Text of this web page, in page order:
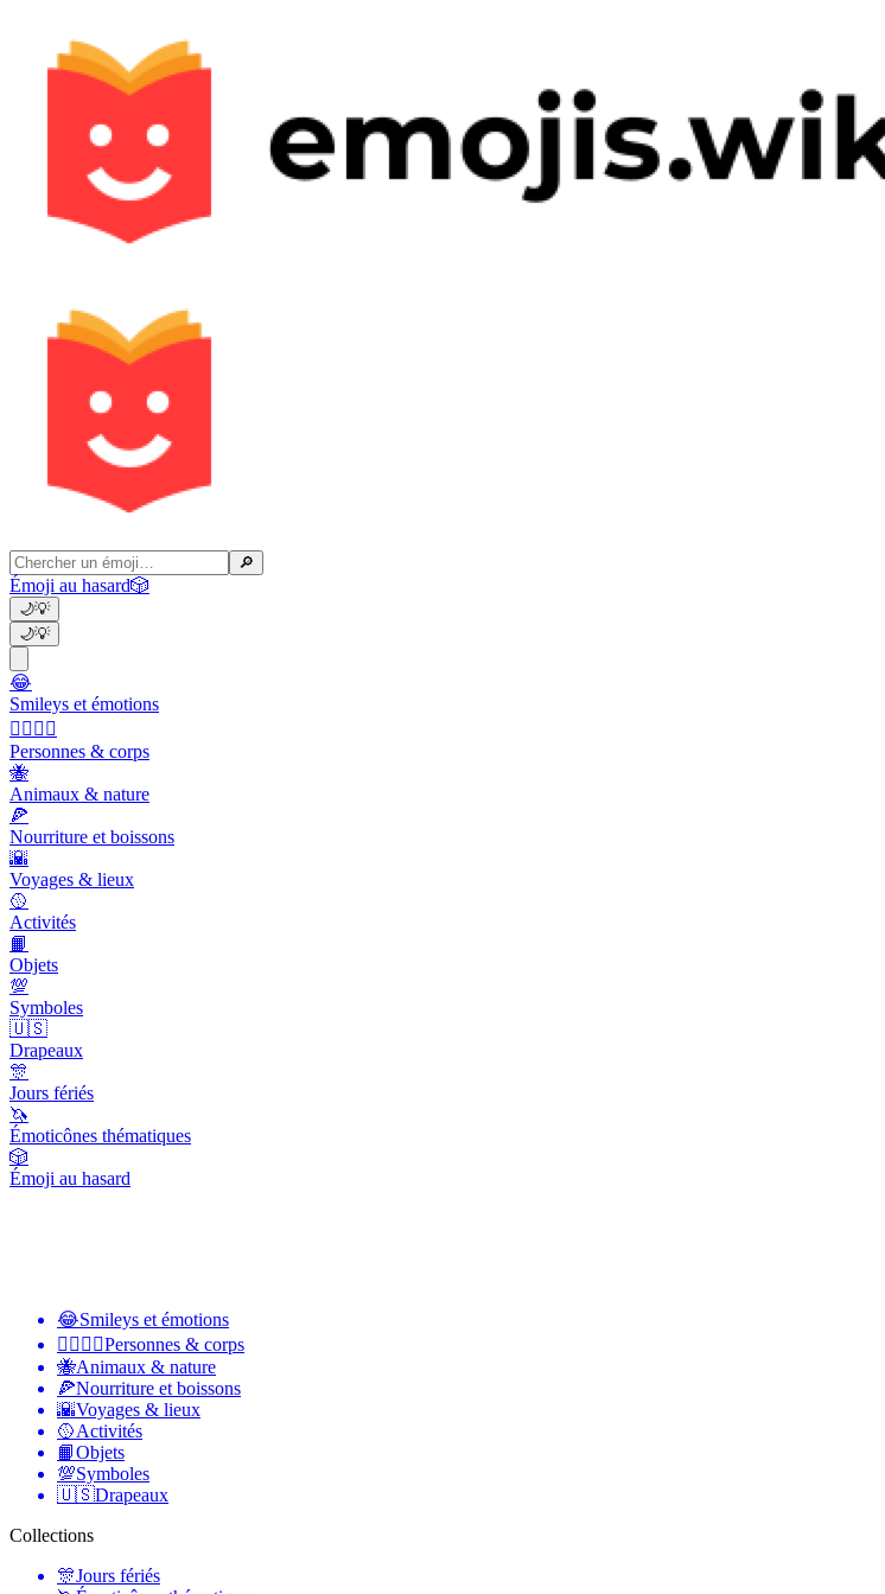
🔎
Émoji au hasard🎲
🌙💡
🌙💡
😂
Smileys et émotions
👩‍❤️‍💋‍👨
Personnes & corps
🐝
Animaux & nature
🍕
Nourriture et boissons
🌇
Voyages & lieux
🥎
Activités
📙
Objets
💯
Symboles
🇺🇸
Drapeaux
🎊
Jours fériés
🦄
Émoticônes thématiques
🎲
Émoji au hasard
😂Smileys et émotions
👩‍❤️‍💋‍👨Personnes & corps
🐝Animaux & nature
🍕Nourriture et boissons
🌇Voyages & lieux
🥎Activités
📙Objets
💯Symboles
🇺🇸Drapeaux
Collections
🎊Jours fériés